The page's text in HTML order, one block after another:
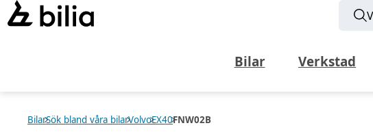
Bilar Verkstad
BilarSök bland våra bilarVolvoEX40FNW02B